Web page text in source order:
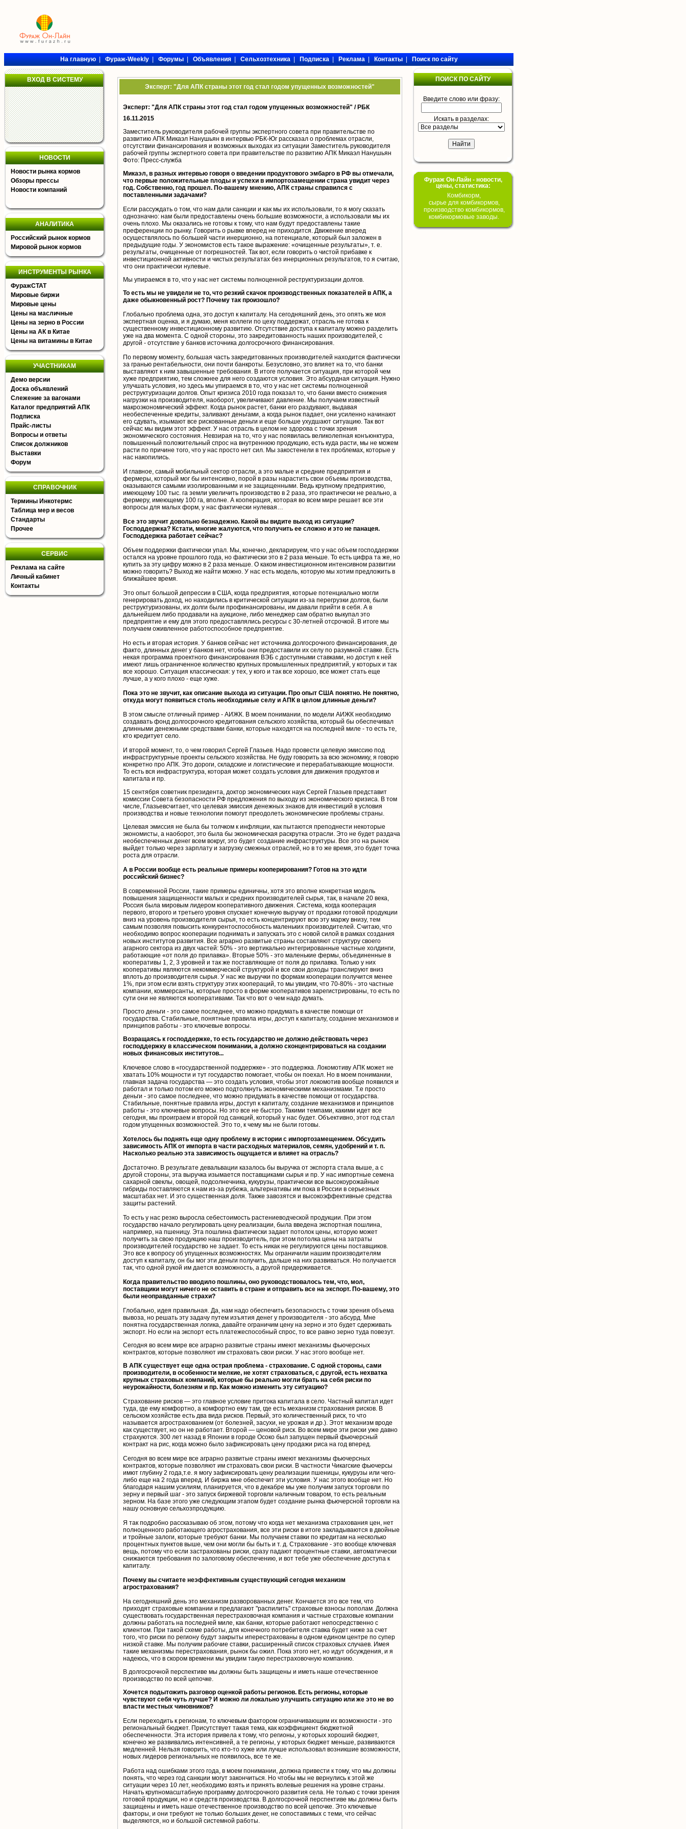
На главную|Фураж-Weekly|Форумы|Объявления|Сельхозтехника|Подписка|Реклама|Контакты|Поиск по сайту
ВХОД В СИСТЕМУ
НОВОСТИ
Новости рынка кормов
Обзоры прессы
Новости компаний
АНАЛИТИКА
Российский рынок кормов
Мировой рынок кормов
ИНСТРУМЕНТЫ РЫНКА
ФуражСТАТ
Мировые биржи
Мировые цены
Цены на масличные
Цены на зерно в России
Цены на АК в Китае
Цены на витамины в Китае
УЧАСТНИКАМ
Демо версии
Доска объявлений
Слежение за вагонами
Каталог предприятий АПК
Подписка
Прайс-листы
Вопросы и ответы
Список должников
Выставки
Форум
СПРАВОЧНИК
Термины Инкотермс
Таблица мер и весов
Стандарты
Прочее
СЕРВИС
Реклама на сайте
Личный кабинет
Контакты
Эксперт: "Для АПК страны этот год стал годом упущенных возможностей"
Эксперт: "Для АПК страны этот год стал годом упущенных возможностей" / РБК
16.11.2015
Заместитель руководителя рабочей группы экспертного совета при правительстве по
развитию АПК Микаэл Нанушьян в интервью РБК-Юг рассказал о проблемах отрасли,
отсутствии финансирования и возможных выходах из ситуации Заместитель руководителя
рабочей группы экспертного совета при правительстве по развитию АПК Микаэл Нанушьян
Фото: Пресс-служба
Микаэл, в разных интервью говоря о введении продуктового эмбарго в РФ вы отмечали,
что первые положительные плоды и успехи в импортозамещении страна увидит через
год. Собственно, год прошел. По-вашему мнению, АПК страны справился с
поставленными задачами?
Если рассуждать о том, что нам дали санкции и как мы их использовали, то я могу сказать
однозначно: нам были предоставлены очень большие возможности, а использовали мы их
очень плохо. Мы оказались не готовы к тому, что нам будут предоставлены такие
преференции по рынку. Говорить о рывке вперед не приходится. Движение вперед
осуществлялось по большей части инерционно, на потенциале, который был заложен в
предыдущие годы. У экономистов есть такое выражение: «очищенные результаты», т. е.
результаты, очищенные от погрешностей. Так вот, если говорить о чистой прибавке к
инвестиционной активности и чистых результатах без инерционных результатов, то я считаю,
что они практически нулевые.
Мы упираемся в то, что у нас нет системы полноценной реструктуризации долгов.
То есть мы не увидели не то, что резкий скачок производственных показателей в АПК, а
даже обыкновенный рост? Почему так произошло?
Глобально проблема одна, это доступ к капиталу. На сегодняшний день, это опять же моя
экспертная оценка, и я думаю, меня коллеги по цеху поддержат, отрасль не готова к
существенному инвестиционному развитию. Отсутствие доступа к капиталу можно разделить
уже на два момента. С одной стороны, это закредитованность наших производителей, с
другой - отсутствие у банков источника долгосрочного финансирования.
По первому моменту, большая часть закредитованных производителей находится фактически
за гранью рентабельности, они почти банкроты. Безусловно, это влияет на то, что банки
выставляют к ним завышенные требования. В итоге получается ситуация, при которой чем
хуже предприятию, тем сложнее для него создаются условия. Это абсурдная ситуация. Нужно
улучшать условия, но здесь мы упираемся в то, что у нас нет системы полноценной
реструктуризации долгов. Опыт кризиса 2010 года показал то, что банки вместо снижения
нагрузки на производителя, наоборот, увеличивают давление. Мы получаем известный
макроэкономический эффект. Когда рынок растет, банки его раздувают, выдавая
необеспеченные кредиты, заливают деньгами, а когда рынок падает, они усиленно начинают
его сдувать, изымают все рискованные деньги и еще больше ухудшают ситуацию. Так вот
сейчас мы видим этот эффект. У нас отрасль в целом не здорова с точки зрения
экономического состояния. Невзирая на то, что у нас появилась великолепная конъюнктура,
повышенный положительный спрос на внутреннюю продукцию, есть куда расти, мы не можем
расти по причине того, что у нас просто нет сил. Мы закостенели в тех проблемах, которые у
нас накопились.
И главное, самый мобильный сектор отрасли, а это малые и средние предприятия и
фермеры, который мог бы интенсивно, порой в разы нарастить свои объемы производства,
оказываются самыми изолированными и не защищенными. Ведь крупному предприятию,
имеющему 100 тыс. га земли увеличить производство в 2 раза, это практически не реально, а
фермеру, имеющему 100 га, вполне. А кооперация, которая во всем мире решает все эти
вопросы для малых форм, у нас фактически нулевая…
Все это звучит довольно безнадежно. Какой вы видите выход из ситуации?
Господдержка? Кстати, многие жалуются, что получить ее сложно и это не панацея.
Господдержка работает сейчас?
Объем поддержки фактически упал. Мы, конечно, декларируем, что у нас объем господдержки
остался на уровне прошлого года, но фактически это в 2 раза меньше. То есть цифра та же, но
купить за эту цифру можно в 2 раза меньше. О каком инвестиционном интенсивном развитии
можно говорить? Выход же найти можно. У нас есть модель, которую мы хотим предложить в
ближайшее время.
Это опыт большой депрессии в США, когда предприятия, которые потенциально могли
генерировать доход, но находились в критической ситуации из-за перегрузки долгов, были
реструктуризованы, их долги были профинансированы, им давали прийти в себя. А в
дальнейшем либо продавали на аукционе, либо менеджер сам обратно выкупал это
предприятие и ему для этого предоставлялись ресурсы с 30-летней отсрочкой. В итоге мы
получаем оживленное работоспособное предприятие.
Но есть и вторая история. У банков сейчас нет источника долгосрочного финансирования, де
факто, длинных денег у банков нет, чтобы они предоставили их селу по разумной ставке. Есть
некая программа проектного финансирования ВЭБ с доступными ставками, но доступ к ней
имеют лишь ограниченное количество крупных промышленных предприятий, у которых и так
все хорошо. Ситуация классическая: у тех, у кого и так все хорошо, все может стать еще
лучше, а у кого плохо - еще хуже.
Пока это не звучит, как описание выхода из ситуации. Про опыт США понятно. Не понятно,
откуда могут появиться столь необходимые селу и АПК в целом длинные деньги?
В этом смысле отличный пример - АИЖК. В моем понимании, по модели АИЖК необходимо
создавать фонд долгосрочного кредитования сельского хозяйства, который бы обеспечивал
длинными денежными средствами банки, которые находятся на последней миле - то есть те,
кто кредитует село.
И второй момент, то, о чем говорил Сергей Глазьев. Надо провести целевую эмиссию под
инфраструктурные проекты сельского хозяйства. Не буду говорить за всю экономику, я говорю
конкретно про АПК. Это дороги, складские и логистические и перерабатывающие мощности.
То есть вся инфраструктура, которая может создать условия для движения продуктов и
капитала и пр.
15 сентября советник президента, доктор экономических наук Сергей Глазьев представит
комиссии Совета безопасности РФ предложения по выходу из экономического кризиса. В том
числе, Глазьевсчитает, что целевая эмиссия денежных знаков для инвестиций в условия
производства и новые технологии помогут преодолеть экономические проблемы страны.
Целевая эмиссия не была бы толчком к инфляции, как пытаются преподнести некоторые
экономисты, а наоборот, это была бы экономическая раскрутка отрасли. Это не будет раздача
необеспеченных денег всем вокруг, это будет создание инфраструктуры. Все это на рынок
выйдет только через зарплату и загрузку смежных отраслей, но в то же время, это будет точка
роста для отрасли.
А в России вообще есть реальные примеры кооперирования? Готов на это идти
российский бизнес?
В современной России, такие примеры единичны, хотя это вполне конкретная модель
повышения защищенности малых и средних производителей сырья, так, в начале 20 века,
Россия была мировым лидером кооперативного движения. Система, когда кооперация
первого, второго и третьего уровня спускает конечную выручку от продажи готовой продукции
вниз на уровень производителя сырья, то есть концентрируют всю эту маржу внизу, тем
самым позволяя повысить конкурентоспособность маленьких производителей. Считаю, что
необходимо вопрос кооперации поднимать и запускать это с новой силой в рамках создания
новых институтов развития. Все аграрно развитые страны составляют структуру своего
агарного сектора из двух частей: 50% - это вертикально интегрированные частные холдинги,
работающие «от поля до прилавка». Вторые 50% - это маленькие фермы, объединенные в
кооперативы 1, 2, 3 уровней и так же поставляющие от поля до прилавка. Только у них
кооперативы являются некоммерческой структурой и все свои доходы транслируют вниз
вплоть до производителя сырья. У нас же выручки по формам кооперации получится менее
1%, при этом если взять структуру этих коопераций, то мы увидим, что 70-80% - это частные
компании, коммерсанты, которые просто в форме кооперативов зарегистрированы, то есть по
сути они не являются кооперативами. Так что вот о чем надо думать.
Просто деньги - это самое последнее, что можно придумать в качестве помощи от
государства. Стабильные, понятные правила игры, доступ к капиталу, создание механизмов и
принципов работы - это ключевые вопросы.
Возращаясь к господдержке, то есть государство не должно действовать через
господдержку в классическом понимании, а должно сконцентрироваться на создании
новых финансовых институтов...
Ключевое слово в «государственной поддержке» - это поддержка. Локомотиву АПК может не
хватать 10% мощности и тут государство помогает, чтобы он поехал. Но в моем понимании,
главная задача государства — это создать условия, чтобы этот локомотив вообще появился и
работал и только потом его можно подтолкнуть экономическими механизмами. Т.е просто
деньги - это самое последнее, что можно придумать в качестве помощи от государства.
Стабильные, понятные правила игры, доступ к капиталу, создание механизмов и принципов
работы - это ключевые вопросы. Но это все не быстро. Такими темпами, какими идет все
сегодня, мы проиграем и второй год санкций, который у нас будет. Объективно, этот год стал
годом упущенных возможностей. Это то, к чему мы не были готовы.
Хотелось бы поднять еще одну проблему в истории с импортозамещением. Обсудить
зависимость АПК от импорта в части расходных материалов, семян, удобрений и т. п.
Насколько реально эта зависимость ощущается и влияет на отрасль?
Достаточно. В результате девальвации казалось бы выручка от экспорта стала выше, а с
другой стороны, эта выручка изымается поставщиками сырья и пр. У нас импортные семена
сахарной свеклы, овощей, подсолнечника, кукурузы, практически все высокоурожайные
гибриды поставляются к нам из-за рубежа, альтернативы им пока в России в серьезных
масштабах нет. И это существенная доля. Также завозятся и высокоэффективные средства
защиты растений.
То есть у нас резко выросла себестоимость растениеводческой продукции. При этом
государство начало регулировать цену реализации, была введена экспортная пошлина,
например, на пшеницу. Эта пошлина фактически задает потолок цены, которую может
получить за свою продукцию наш производитель, при этом потолка цены на затраты
производителей государство не задает. То есть никак не регулируются цены поставщиков.
Это все к вопросу об упущенных возможностях. Мы ограничили нашим производителям
доступ к капиталу, он бы мог эти деньги получить, дальше на них развиваться. Но получается
так, что одной рукой им дается возможность, а другой придерживается.
Когда правительство вводило пошлины, оно руководствовалось тем, что, мол,
поставщики могут ничего не оставить в стране и отправить все на экспорт. По-вашему, это
были неоправданные страхи?
Глобально, идея правильная. Да, нам надо обеспечить безопасность с точки зрения объема
вывоза, но решать эту задачу путем изъятия денег у производителя - это абсурд. Мне
понятна государственная логика, давайте ограничим цену на зерно и это будет сдерживать
экспорт. Но если на экспорт есть платежеспособный спрос, то все равно зерно туда повезут.
Сегодня во всем мире все аграрно развитые страны имеют механизмы фьючерсных
контрактов, которые позволяют им страховать свои риски. У нас этого вообще нет.
В АПК существует еще одна острая проблема - страхование. С одной стороны, сами
производители, в особенности мелкие, не хотят страховаться, с другой, есть нехватка
крупных страховых компаний, которые бы реально могли брать на себя риски по
неурожайности, болезням и пр. Как можно изменить эту ситуацию?
Страхование рисков — это главное условие притока капитала в село. Частный капитал идет
туда, где ему комфортно, а комфортно ему там, где есть механизм страхования рисков. В
сельском хозяйстве есть два вида рисков. Первый, это количественный риск, то что
называется агрострахованием (от болезней, засухи, не урожая и др.). Этот механизм вроде
как существует, но он не работает. Второй — ценовой риск. Во всем мире эти риски уже давно
страхуются. 300 лет назад в Японии в городе Осоко был запущен первый фьючерсный
контракт на рис, когда можно было зафиксировать цену продажи риса на год вперед.
Сегодня во всем мире все аграрно развитые страны имеют механизмы фьючерсных
контрактов, которые позволяют им страховать свои риски. В частности Чикагские фьючерсы
имют глубину 2 года,т.е. я могу зафиксировать цену реализации пшеницы, кукурузы или чего-
либо еще на 2 года вперед. И биржа мне обеспечит эти условия. У нас этого вообще нет. Но
благодаря нашим усилиям, планируется, что в декабре мы уже получим запуск торговли по
зерну и первый шаг - это запуск биржевой торговли наличным товаром, то есть реальным
зерном. На базе этого уже следующим этапом будет создание рынка фьючерсной торговли на
нашу основную сельхозпродукцию.
Я так подробно рассказываю об этом, потому что когда нет механизма страхования цен, нет
полноценного работающего агрострахования, все эти риски в итоге закладываются в двойные
и тройные залоги, которые требуют банки. Мы получаем ставки по кредитам на несколько
процентных пунктов выше, чем они могли бы быть и т. д. Страхование - это вообще ключевая
вещь, потому что если застрахованы риски, сразу падают процентные ставки, автоматически
снижаются требования по залоговому обеспечению, и вот тебе уже обеспечение доступа к
капиталу.
Почему вы считаете неэффективным существующий сегодня механизм
агрострахования?
На сегодняшний день это механизм разворованных денег. Кончается это все тем, что
приходят страховые компании и предлагают "распилить" страховые взносы пополам. Должна
существовать государственная перестраховочная компания и частные страховые компании
должны работать на последней миле, как банки, которые работают непосредственно с
клиентом. При такой схеме работы, для конечного потребителя ставка будет ниже за счет
того, что риски по региону будут закрыты иперестрахованы в одном едином центре по супер
низкой ставке. Мы получим рабочие ставки, расширенный список страховых случаев. Имея
такие механизмы перестрахования, рынок бы ожил. Пока этого нет, но идут обсуждения, и я
надеюсь, что в скором времени мы увидим такую перестраховочную компанию.
В долгосрочной перспективе мы должны быть защищены и иметь наше отечественное
производство по всей цепочке.
Хочется подытожить разговор оценкой работы регионов. Есть регионы, которые
чувствуют себя чуть лучше? И можно ли локально улучшить ситуацию или же это не во
власти местных чиновников?
Если переходить к регионам, то ключевым фактором ограничивающим их возможности - это
региональный бюджет. Присутствует такая тема, как коэффициент бюджетной
обеспеченности. Эта история привела к тому, что регионы, у которых хороший бюджет,
конечно же развивались интенсивней, а те регионы, у которых бюджет меньше, развиваются
медленней. Нельзя говорить, что кто-то хуже или лучше использовал возникшие возможности,
новых лидеров региональных не появилось, все те же.
Работа над ошибками этого года, в моем понимании, должна привести к тому, что мы должны
понять, что через год санкции могут закончиться. Но чтобы мы не вернулись к этой же
ситуации через 10 лет, необходимо взять и принять волевые решения на уровне страны.
Начать крупномасштабную программу долгосрочного развития села. Не только с точки зрения
готовой продукции, но и средств производства. В долгосрочной перспективе мы должны быть
защищены и иметь наше отечественное производство по всей цепочке. Это ключевые
факторы, и они требуют не только больших денег, не сопоставимых с теми, что сейчас
выделяются, но и большой системной работы.
ПОИСК ПО САЙТУ
Введите слово или фразу:
Искать в разделах:
Фураж Он-Лайн - новости,
цены, статистика:
Комбикорм,
сырье для комбикормов,
производство комбикормов,
комбикормовые заводы.